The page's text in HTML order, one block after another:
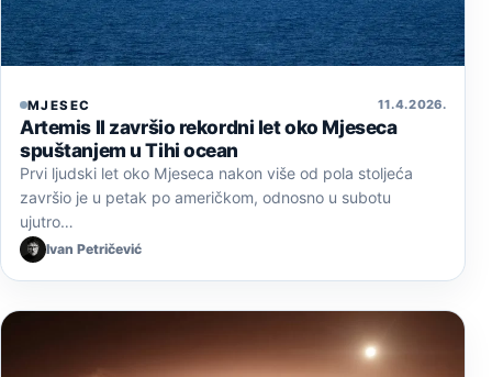
MJESEC 11. 4. 2026.
Artemis II završio rekordni let oko Mjeseca
spuštanjem u Tihi ocean
Prvi ljudski let oko Mjeseca nakon više od pola stoljeća
završio je u petak po američkom, odnosno u subotu
ujutro…
Ivan Petričević